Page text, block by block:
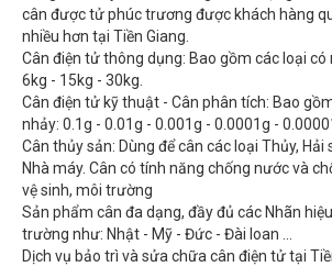
cân được tử phúc trương được khách hàng
nhiều hơn tại Tiền Giang.
Cân điện tử thông dụng: Bao gồm các loại có
6kg - 15kg - 30kg.
Cân điện tử kỹ thuật - Cân phân tích: Bao
nhảy: 0.1g - 0.01g - 0.001g - 0.0001g -
Cân thủy sản: Dùng để cân các loại Thủy, Hải
Nhà máy. Cân có tính năng chống nước và
vệ sinh, môi trường
Sản phẩm cân đa dạng, đầy đủ các Nhãn
trường như: Nhật - Mỹ - Đức - Đài loan ...
Dịch vụ bảo trì và sửa chữa cân điện tử tại